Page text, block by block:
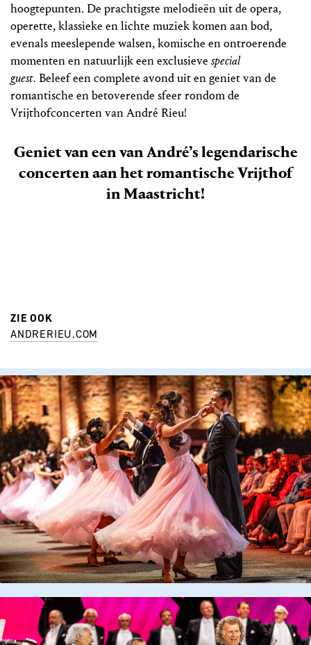
hoogtepunten. De prachtigste melodieën uit de opera,
operette, klassieke en lichte muziek komen aan bod,
evenals meeslepende walsen, komische en ontroerende
momenten en natuurlijk een exclusieve special
guest. Beleef een complete avond uit en geniet van de
romantische en betoverende sfeer rondom de
Vrijthofconcerten van André Rieu!
Geniet van een van André’s legendarische
concerten aan het romantische Vrijthof
in Maastricht!
ZIE OOK
ANDRERIEU.COM